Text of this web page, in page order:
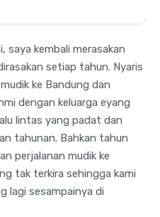
saya kembali merasakan
setiap tahun. Nyaris
ke Bandung dan
dengan keluarga eyang
lintas yang padat dan
tahunan. Bahkan tahun
perjalanan mudik ke
tak terkira sehingga kami
lagi sesampainya di